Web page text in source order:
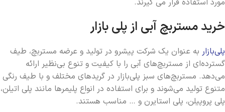
مورد استفاده قرار می ­گیرند.
خرید مستربچ آبی از پلی بازار
پلی‌بازار به عنوان یک شرکت پیشرو در تولید و عرضه مستربچ، طیف
گسترده‌ای از مستربچ‌های آبی را با کیفیت و تنوع بی‌نظیر ارائه
می‌دهد. مستربچ‌های سبز پلی‌بازار در گریدهای مختلف و با طیف رنگی
متنوع تولید می‌شوند و برای استفاده در انواع پلیمرها مانند پلی اتیلن،
پلی پروپیلن، پلی استایرن و … مناسب هستند.